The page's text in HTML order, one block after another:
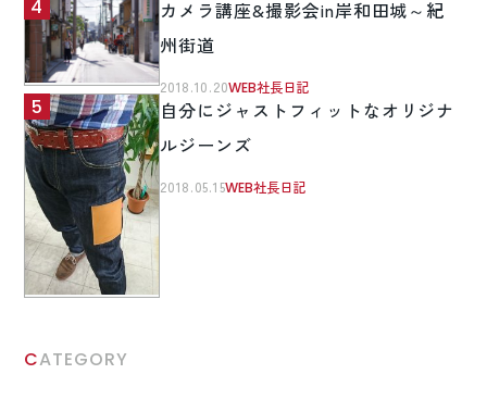
カメラ講座&撮影会in岸和田城～紀
州街道
2018.10.20WEB社長日記
自分にジャストフィットなオリジナ
ルジーンズ
2018.05.15WEB社長日記
CATEGORY